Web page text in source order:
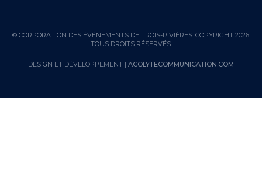
© CORPORATION DES ÉVÈNEMENTS DE TROIS-RIVIÈRES. COPYRIGHT 2026.
TOUS DROITS RÉSERVÉS.
DESIGN ET DÉVELOPPEMENT | ACOLYTECOMMUNICATION.COM